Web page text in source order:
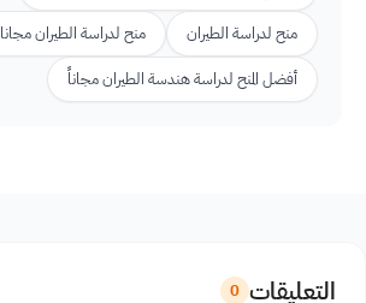
منح لدراسة الطيران
منح لدراسة الطيران مجانا
أفضل المنح لدراسة هندسة الطيران مجاناً
التعليقات 0